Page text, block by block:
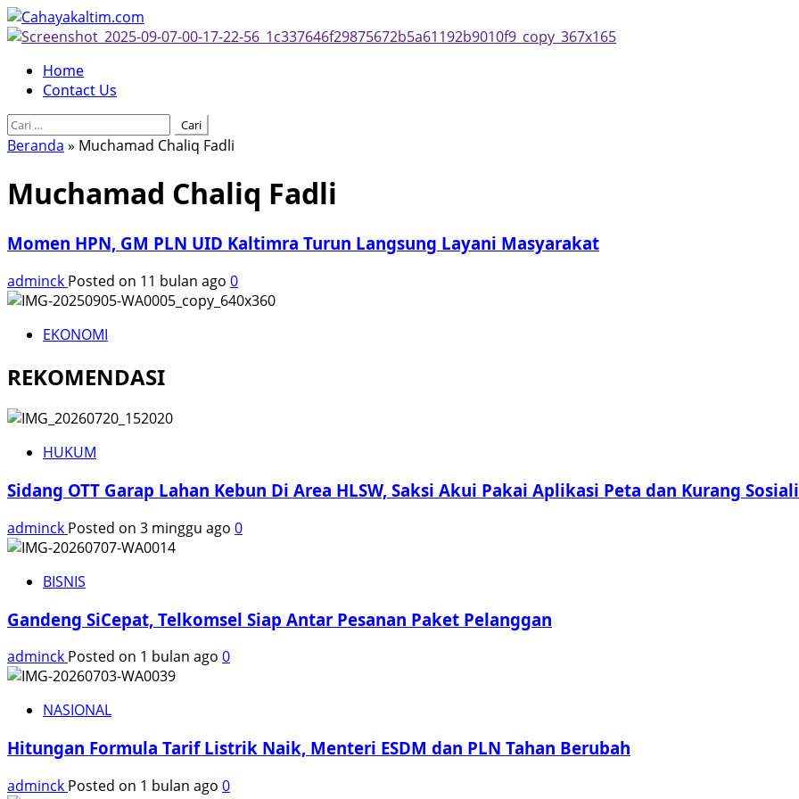
Skip
to
Primary
Menu
Home
Contact Us
Cari
untuk:
Beranda » Muchamad Chaliq Fadli
Muchamad Chaliq Fadli
Momen HPN, GM PLN UID Kaltimra Turun Langsung Layani Masyarakat
adminck Posted on 11 bulan ago 0
EKONOMI
REKOMENDASI
HUKUM
Sidang OTT Garap Lahan Kebun Di Area HLSW, Saksi Akui Pakai Aplikasi Peta dan Kurang
adminck Posted on 3 minggu ago 0
BISNIS
Gandeng SiCepat, Telkomsel Siap Antar Pesanan Paket Pelanggan
adminck Posted on 1 bulan ago 0
NASIONAL
Hitungan Formula Tarif Listrik Naik, Menteri ESDM dan PLN Tahan Berubah
adminck Posted on 1 bulan ago 0